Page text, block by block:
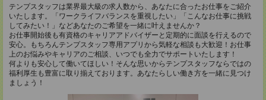
テンプスタッフは業界最大級の求人数から、あなたに合ったお仕事をご紹介
いたします。「ワークライフバランスを重視したい」「こんなお仕事に挑戦
してみたい！」などあなたのご希望を一緒に叶えませんか？
お仕事開始後も有資格のキャリアアドバイザーと定期的に面談を行えるので
安心。もちろんテンプスタッフ専用アプリから気軽な相談も大歓迎！お仕事
上のお悩みやキャリアのご相談、いつでも全力でサポートいたします！
何よりも安心して働いてほしい！そんな思いからテンプスタッフならではの
福利厚生も豊富に取り揃えております。あなたらしい働き方を一緒に見つけ
ましょう！